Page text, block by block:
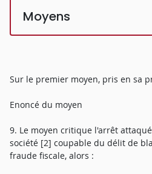
Moyens
Sur le premier moyen, pris en sa
Enoncé du moyen
9. Le moyen critique l'arrêt
société [2] coupable du délit de
fraude fiscale, alors :